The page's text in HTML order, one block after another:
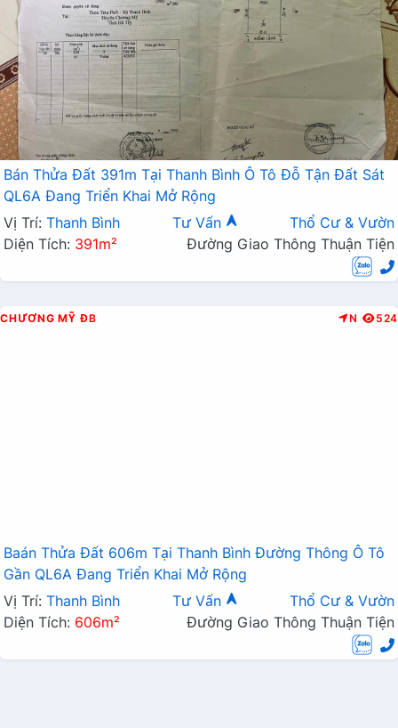
Bán Thửa Đất 391m Tại Thanh Bình Ô Tô Đỗ Tận Đất Sát
QL6A Đang Triển Khai Mở Rộng
Vị Trí: Thanh Bình Tư Vấn
Thổ Cư & Vườn
Diện Tích: 391m² Đường Giao Thông Thuận Tiện
CHƯƠNG MỸ ĐB N 524
Baán Thửa Đất 606m Tại Thanh Bình Đường Thông Ô Tô
Gần QL6A Đang Triển Khai Mở Rộng
Vị Trí: Thanh Bình Tư Vấn
Thổ Cư & Vườn
Diện Tích: 606m² Đường Giao Thông Thuận Tiện